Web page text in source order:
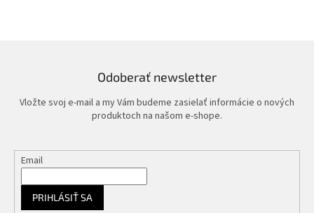
Odoberať newsletter
Vložte svoj e-mail a my Vám budeme zasielať informácie o nových
produktoch na našom e-shope.
Email
PRIHLÁSIŤ SA